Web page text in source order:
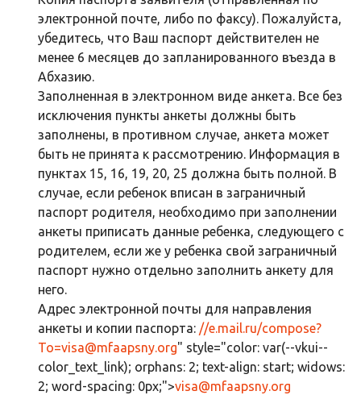
электронной почте, либо по факсу). Пожалуйста,
убедитесь, что Ваш паспорт действителен не
менее 6 месяцев до запланированного въезда в
Абхазию.
Заполненная в электронном виде анкета. Все без
исключения пункты анкеты должны быть
заполнены, в противном случае, анкета может
быть не принята к рассмотрению. Информация в
пунктах 15, 16, 19, 20, 25 должна быть полной. В
случае, если ребенок вписан в заграничный
паспорт родителя, необходимо при заполнении
анкеты приписать данные ребенка, следующего с
родителем, если же у ребенка свой заграничный
паспорт нужно отдельно заполнить анкету для
него.
Адрес электронной почты для направления
анкеты и копии паспорта: //e.mail.ru/compose?
To=visa@mfaapsny.org" style="color: var(--vkui--
color_text_link); orphans: 2; text-align: start; widows:
2; word-spacing: 0px;">visa@mfaapsny.org